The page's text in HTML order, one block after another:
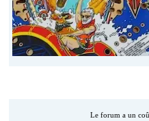
Le forum a un